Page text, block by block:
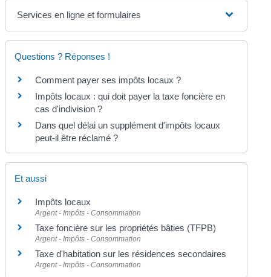
Services en ligne et formulaires
Questions ? Réponses !
Comment payer ses impôts locaux ?
Impôts locaux : qui doit payer la taxe foncière en
cas d'indivision ?
Dans quel délai un supplément d'impôts locaux
peut-il être réclamé ?
Et aussi
Impôts locaux
Argent - Impôts - Consommation
Taxe foncière sur les propriétés bâties (TFPB)
Argent - Impôts - Consommation
Taxe d'habitation sur les résidences secondaires
Argent - Impôts - Consommation